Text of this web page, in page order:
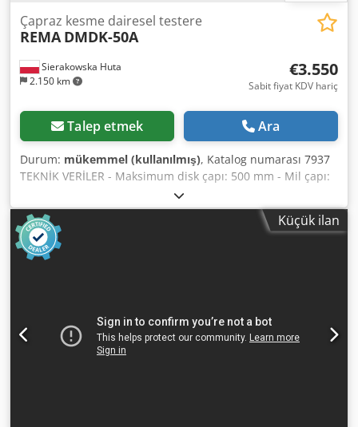
Sierakowska Huta
2.150 km
Çapraz kesme dairesel testere
REMA DMDK-50A
€3.550
Sabit fiyat KDV hariç
Talep etmek Ara
Durum: mükemmel (kullanılmış), Katalog numarası 7937
TEKNİK VERİLER - Maksimum disk çapı: 500 mm - Mil çapı:
30 mm - Üstten pnömatik baskı - Disk için koruyucu
muhafaza - Pnömatik disk ilerletme - Maksimum kesme
yüksekliği: 150 mm - Maksimum kesme genişliği: 350 mm -
Ana motor: 5,5 kW - Emme çıkışları çapı: 120 mm - Tabla
ölçüleri (uz./gen.): 740x500 mm - Taban yüksekliğinden
Makinenin toplam ölçüleri (masa hariç) (uz./gen./yük.):
1200x640x1280 mm - Ağırlık: yaklaşık 500 kg AVANTAJLAR –
Polonya üretimi – Orijinal DTR dokümantasyonu – 2 rulo
Küçük ilan